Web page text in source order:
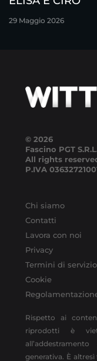
29 Maggio 2026
© 2026
Fascino PGT
All rights
P.IVA
Chi siamo
Contatti
Lavora con noi
Privacy
Termini di servizio
Cookie
Rispetto ai
riprodotti è
generativa. È